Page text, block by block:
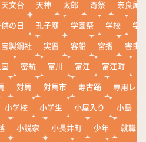
天文台 天神 太郎 奇祭
奈良尾
の日 孔子廟 学園祭 学校
学
宝製鋼社 実習 客船 宮摺
害虫
密航 富川 富江 富江町
対馬 対馬市 寿古踊
専用レー
小学校 小学生 小屋入り 小島
小説家 小長井町 少年
就職